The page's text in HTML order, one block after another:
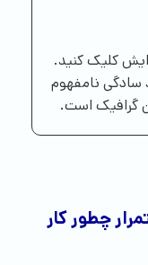
کلیک کنید.
سادگی نامفهوم
گرافیک است.
چطور کار